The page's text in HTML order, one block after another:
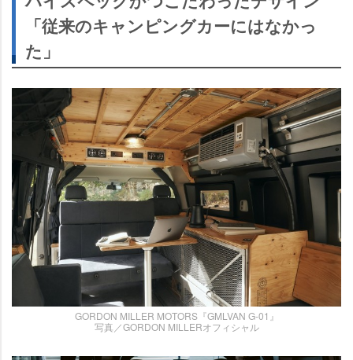
「従来のキャンピングカーにはなかっ
た」
GORDON MILLER MOTORS『GMLVAN G-01』
写真／GORDON MILLERオフィシャル